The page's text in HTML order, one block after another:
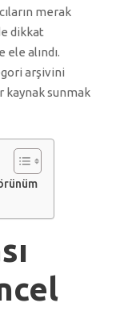
merak
dikkat
alındı.
arşivini
kaynak sunmak